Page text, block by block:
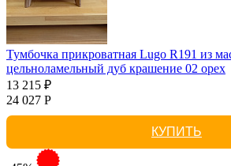
Тумбочка прикроватная Lugo R191 из
цельноламельный дуб крашение 02 орех
13 215 ₽
24 027 Р
КУПИТЬ